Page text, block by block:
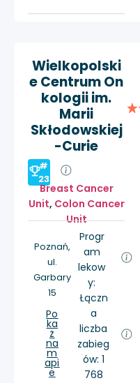
Wielkopolski
e Centrum On
kologii im.
Marii
Skłodowskiej
-Curie
#
23
Breast Cancer
Unit, Colon Cancer
Unit
Poznań,
ul.
Garbary
15
Po
ka
ż
na
m
api
e
Progr
am
lekow
y:
Łączn
a
liczba
zabieg
ów: 1
768